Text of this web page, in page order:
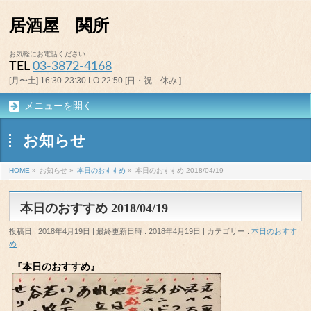
居酒屋 関所
お気軽にお電話ください
TEL03-3872-4168
[月〜土] 16:30-23:30 LO 22:50 [日・祝 休み ]
メニューを開く
お知らせ
HOME » お知らせ » 本日のおすすめ » 本日のおすすめ 2018/04/19
本日のおすすめ 2018/04/19
投稿日 : 2018年4月19日 最終更新日時 : 2018年4月19日 カテゴリー :本日のおすす
め
『本日のおすすめ』